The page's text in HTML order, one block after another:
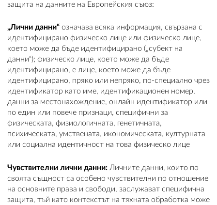
защита на данните на Европейския съюз:
„Лични данни“ означава всяка информация, свързана с
идентифицирано физическо лице или физическо лице,
което може да бъде идентифицирано („субект на
данни“); физическо лице, което може да бъде
идентифицирано, е лице, което може да бъде
идентифицирано, пряко или непряко, по-специално чрез
идентификатор като име, идентификационен номер,
данни за местонахождение, онлайн идентификатор или
по един или повече признаци, специфични за
физическата, физиологичната, генетичната,
психическата, умствената, икономическата, културната
или социална идентичност на това физическо лице
Чувствителни лични данни: Личните данни, които по
своята същност са особено чувствителни по отношение
на основните права и свободи, заслужават специфична
защита, тъй като контекстът на тяхната обработка може